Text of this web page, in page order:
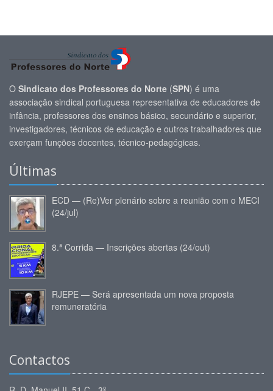
O Sindicato dos Professores do Norte (SPN) é uma
associação sindical portuguesa representativa de educadores de
infância, professores dos ensinos básico, secundário e superior,
investigadores, técnicos de educação e outros trabalhadores que
exerçam funções docentes, técnico-pedagógicas.
Últimas
ECD — (Re)Ver plenário sobre a reunião com o MECI
(24/jul)
8.ª Corrida — Inscrições abertas (24/out)
RJEPE — Será apresentada um nova proposta
remuneratória
Contactos